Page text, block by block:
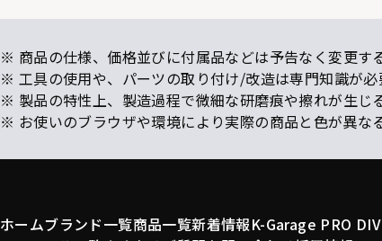
※ 商品の仕様、価格並びに付属品などは予告なく変更す
※ 工具の使用や、パーツの取り付け/改造は専門知識が
※ 製品の特性上、製造過程で微細な研磨痕や擦れが生じ
※ お使いのブラウザや環境により実際の商品と色が異な
ホームブランド一覧商品一覧新着情報K-Garage PRO